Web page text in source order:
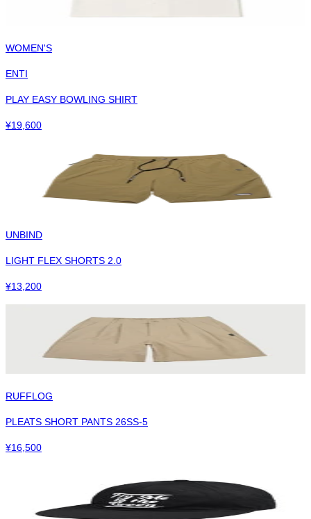
WOMEN'S
ENTI
PLAY EASY BOWLING SHIRT
¥19,600
UNBIND
LIGHT FLEX SHORTS 2.0
¥13,200
RUFFLOG
PLEATS SHORT PANTS 26SS-5
¥16,500